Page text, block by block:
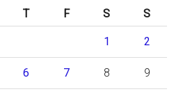
T F S S
1 2
6 7 8 9